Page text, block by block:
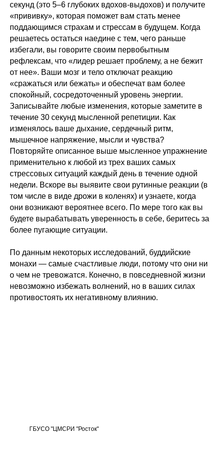
секунд (это 5–6 глубоких вдохов-выдохов) и получите
«прививку», которая поможет вам стать менее
поддающимся страхам и стрессам в будущем. Когда
решаетесь остаться наедине с тем, чего раньше
избегали, вы говорите своим первобытным
рефлексам, что «лидер решает проблему, а не бежит
от нее». Ваши мозг и тело отключат реакцию
«сражаться или бежать» и обеспечат вам более
спокойный, сосредоточенный уровень энергии.
Записывайте любые изменения, которые заметите в
течение 30 секунд мысленной репетиции. Как
изменялось ваше дыхание, сердечный ритм,
мышечное напряжение, мысли и чувства?
Повторяйте описанное выше мысленное упражнение
применительно к любой из трех ваших самых
стрессовых ситуаций каждый день в течение одной
недели. Вскоре вы выявите свои рутинные реакции (в
том числе в виде дрожи в коленях) и узнаете, когда
они возникают вероятнее всего. По мере того как вы
будете вырабатывать уверенность в себе, беритесь за
более пугающие ситуации.
По данным некоторых исследований, буддийские
монахи — самые счастливые люди, потому что они ни
о чем не тревожатся. Конечно, в повседневной жизни
невозможно избежать волнений, но в ваших силах
противостоять их негативному влиянию.
ГБУСО "ЦМСРИ "Росток"